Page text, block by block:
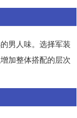
男人味。选择军装
加整体搭配的层次